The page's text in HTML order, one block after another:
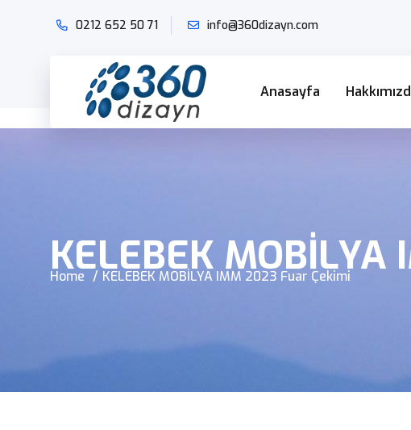
0212 652 50 71 info@360dizayn.com
Anasayfa
KELEBEK
Home KELEBEK MOBİLYA IMM 2023 Fuar Çekimi